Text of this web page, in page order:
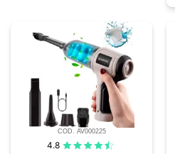
COD. AV000225
4.8